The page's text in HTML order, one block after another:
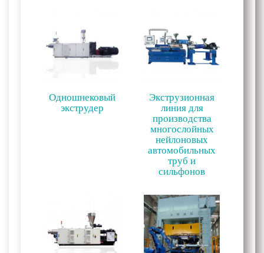
Одношнековый
экструдер
Экструзионная
линия для
производства
многослойных
нейлоновых
автомобильных
труб и
сильфонов